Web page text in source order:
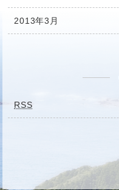
2013年3月
RSS